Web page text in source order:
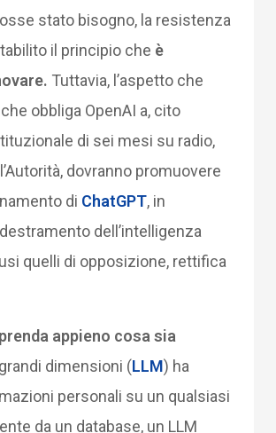
stato bisogno, la resistenza
il principio che è
Tuttavia, l’aspetto che
obbliga OpenAI a, cito
di sei mesi su radio,
dovranno promuovere
di ChatGPT, in
dell’intelligenza
quelli di opposizione, rettifica
appieno cosa sia
dimensioni (LLM) ha
personali su un qualsiasi
da un database, un LLM